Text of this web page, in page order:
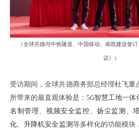
（全球共德与中铁隧道、中国移动、南凯建设签订
议》 ）
受访期间，全球共德商务部总经理杜飞重
所带来的最直观体验是： 5G智慧工地一体
名制管理、 视频安全监控、扬尘监测 、
化、升降机安全监测 等多样化的功能模块 ，